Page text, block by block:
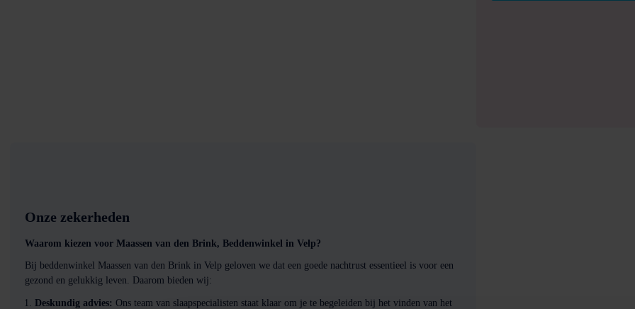
Onze zekerheden
Waarom kiezen voor Maassen van den Brink, Beddenwinkel in Velp?
Bij beddenwinkel Maassen van den Brink in Velp geloven we dat een goede nachtrust essentieel is voor een
gezond en gelukkig leven. Daarom bieden wij:
Deskundig advies: Ons team van slaapspecialisten staat klaar om je te begeleiden bij het vinden van het